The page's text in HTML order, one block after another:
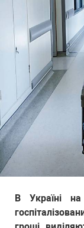
В Україні на